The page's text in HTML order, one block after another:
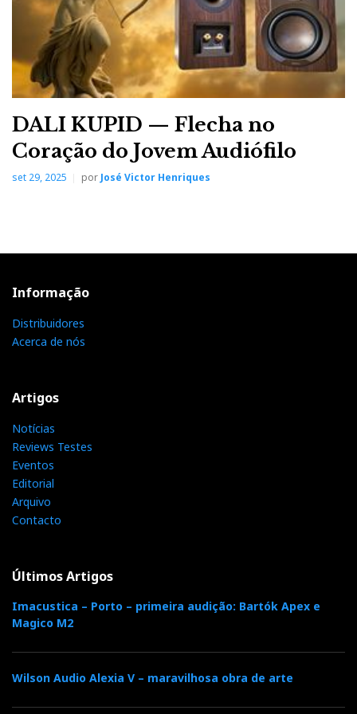
Smart headphonesdaMuzik , que permitem partilhar
amigos no Facebook e no Twitter:
Shutterballs
distância.
DALI KUPID — Flecha no
Coração do Jovem Audiófilo
set 29, 2025 porJosé Victor Henriques
Informação
Distribuidores
Acerca de nós
Artigos
Notícias
Reviews Testes
Eventos
Editorial
Arquivo
Contacto
Últimos Artigos
Imacustica – Porto – primeira audição: Bartók Apex e
Magico M2
Wilson Audio Alexia V – maravilhosa obra de arte